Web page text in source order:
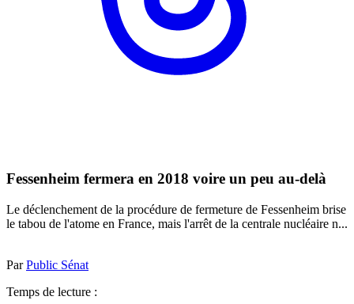
Fessenheim fermera en 2018 voire un peu au-delà
Le déclenchement de la procédure de fermeture de Fessenheim brise
le tabou de l'atome en France, mais l'arrêt de la centrale nucléaire n...
ParPublic Sénat
Temps de lecture :